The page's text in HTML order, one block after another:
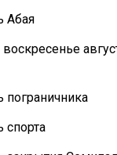
Абая
воскресенье
пограничника
спорта